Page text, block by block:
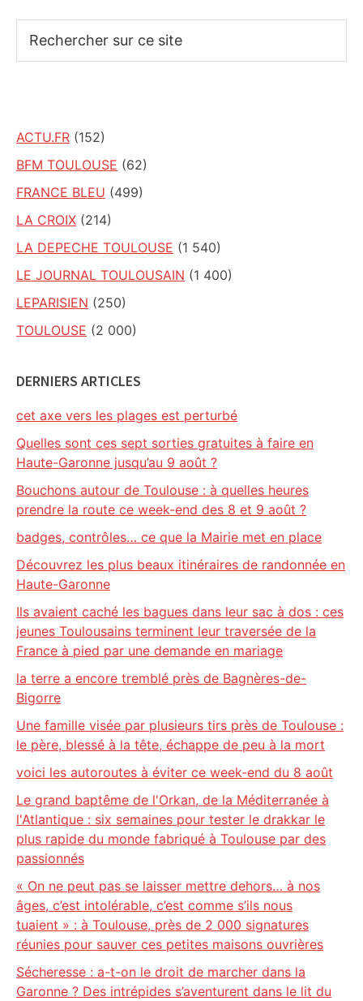
sur
ACTU.FR (152)
BFM TOULOUSE (62)
FRANCE BLEU (499)
LA CROIX (214)
LA DEPECHE TOULOUSE (1 540)
LE JOURNAL TOULOUSAIN (1 400)
LEPARISIEN (250)
TOULOUSE (2 000)
DERNIERS ARTICLES
cet axe vers les plages est perturbé
Quelles sont ces sept sorties gratuites à faire en
Haute-Garonne jusqu’au 9 août ?
Bouchons autour de Toulouse : à quelles heures
prendre la route ce week-end des 8 et 9 août ?
badges, contrôles… ce que la Mairie met en place
Découvrez les plus beaux itinéraires de randonnée en
Haute-Garonne
Ils avaient caché les bagues dans leur sac à dos : ces
jeunes Toulousains terminent leur traversée de la
France à pied par une demande en mariage
la terre a encore tremblé près de Bagnères-de-
Bigorre
Une famille visée par plusieurs tirs près de Toulouse :
le père, blessé à la tête, échappe de peu à la mort
voici les autoroutes à éviter ce week-end du 8 août
Le grand baptême de l'Orkan, de la Méditerranée à
l'Atlantique : six semaines pour tester le drakkar le
plus rapide du monde fabriqué à Toulouse par des
passionnés
« On ne peut pas se laisser mettre dehors… à nos
âges, c’est intolérable, c’est comme s’ils nous
tuaient » : à Toulouse, près de 2 000 signatures
réunies pour sauver ces petites maisons ouvrières
Sécheresse : a-t-on le droit de marcher dans la
Garonne ? Des intrépides s’aventurent dans le lit du